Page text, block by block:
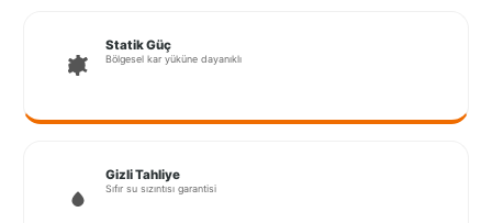
Statik Güç
Bölgesel kar yüküne dayanıklı
Gizli Tahliye
Sıfır su sızıntısı garantisi
Kocaeli
Muğla